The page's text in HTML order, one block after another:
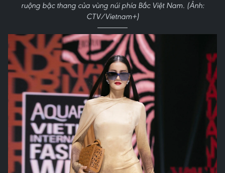
ruộng bậc thang của vùng núi phía Bắc Việt Nam. (Ảnh:
CTV/Vietnam+)